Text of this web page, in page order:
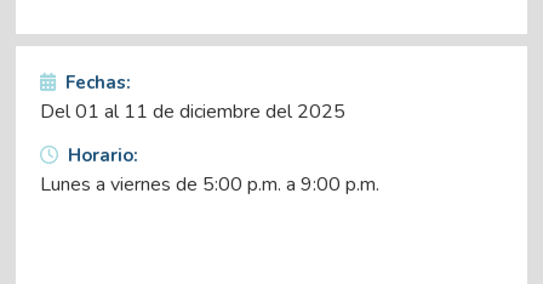
Fechas:
Del 01 al 11 de diciembre del 2025
Horario:
Lunes a viernes de 5:00 p.m. a 9:00 p.m.